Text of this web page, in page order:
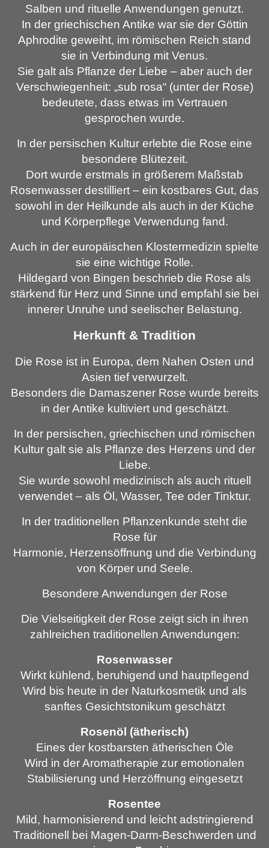
Salben und rituelle Anwendungen genutzt.
In der griechischen Antike war sie der Göttin
Aphrodite geweiht, im römischen Reich stand
sie in Verbindung mit Venus.
Sie galt als Pflanze der Liebe – aber auch der
Verschwiegenheit: „sub rosa“ (unter der Rose)
bedeutete, dass etwas im Vertrauen
gesprochen wurde.
In der persischen Kultur erlebte die Rose eine
besondere Blütezeit.
Dort wurde erstmals in größerem Maßstab
Rosenwasser destilliert – ein kostbares Gut, das
sowohl in der Heilkunde als auch in der Küche
und Körperpflege Verwendung fand.
Auch in der europäischen Klostermedizin spielte
sie eine wichtige Rolle.
Hildegard von Bingen beschrieb die Rose als
stärkend für Herz und Sinne und empfahl sie bei
innerer Unruhe und seelischer Belastung.
Herkunft & Tradition
Die Rose ist in Europa, dem Nahen Osten und
Asien tief verwurzelt.
Besonders die Damaszener Rose wurde bereits
in der Antike kultiviert und geschätzt.
In der persischen, griechischen und römischen
Kultur galt sie als Pflanze des Herzens und der
Liebe.
Sie wurde sowohl medizinisch als auch rituell
verwendet – als Öl, Wasser, Tee oder Tinktur.
In der traditionellen Pflanzenkunde steht die
Rose für
Harmonie, Herzensöffnung und die Verbindung
von Körper und Seele.
Besondere Anwendungen der Rose
Die Vielseitigkeit der Rose zeigt sich in ihren
zahlreichen traditionellen Anwendungen:
Rosenwasser
Wirkt kühlend, beruhigend und hautpflegend
Wird bis heute in der Naturkosmetik und als
sanftes Gesichtstonikum geschätzt
Rosenöl (ätherisch)
Eines der kostbarsten ätherischen Öle
Wird in der Aromatherapie zur emotionalen
Stabilisierung und Herzöffnung eingesetzt
Rosentee
Mild, harmonisierend und leicht adstringierend
Traditionell bei Magen-Darm-Beschwerden und